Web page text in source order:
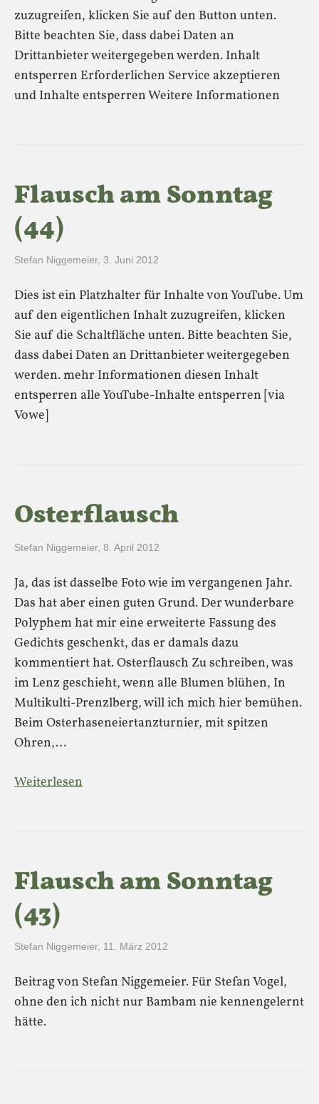
zuzugreifen, klicken Sie auf den Button unten.
Bitte beachten Sie, dass dabei Daten an
Drittanbieter weitergegeben werden. Inhalt
entsperren Erforderlichen Service akzeptieren
und Inhalte entsperren Weitere Informationen
Flausch am Sonntag
(44)
Stefan Niggemeier, 3. Juni 2012
Dies ist ein Platzhalter für Inhalte von YouTube. Um
auf den eigentlichen Inhalt zuzugreifen, klicken
Sie auf die Schaltfläche unten. Bitte beachten Sie,
dass dabei Daten an Drittanbieter weitergegeben
werden. mehr Informationen diesen Inhalt
entsperren alle YouTube-Inhalte entsperren [via
Vowe]
Osterflausch
Stefan Niggemeier, 8. April 2012
Ja, das ist dasselbe Foto wie im vergangenen Jahr.
Das hat aber einen guten Grund. Der wunderbare
Polyphem hat mir eine erweiterte Fassung des
Gedichts geschenkt, das er damals dazu
kommentiert hat. Osterflausch Zu schreiben, was
im Lenz geschieht, wenn alle Blumen blühen, In
Multikulti-Prenzlberg, will ich mich hier bemühen.
Beim Osterhaseneiertanzturnier, mit spitzen
Ohren,…
Weiterlesen
Flausch am Sonntag
(43)
Stefan Niggemeier, 11. März 2012
Beitrag von Stefan Niggemeier. Für Stefan Vogel,
ohne den ich nicht nur Bambam nie kennengelernt
hätte.